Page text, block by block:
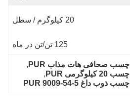
20 کیلوگرم / سطل
125 تن/تن در ماه
چسب صحافی هات مذاب PUR
,
چسب 20 کیلوگرمی PUR
,
چسب ذوب داغ PUR 9009-54-5